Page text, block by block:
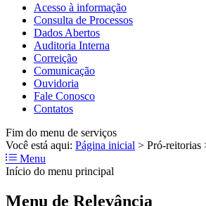
Acesso à informação
Consulta de Processos
Dados Abertos
Auditoria Interna
Correição
Comunicação
Ouvidoria
Fale Conosco
Contatos
Fim do menu de serviços
Você está aqui: Página inicial > Pró-reitorias
Menu
Início do menu principal
Menu de Relevância